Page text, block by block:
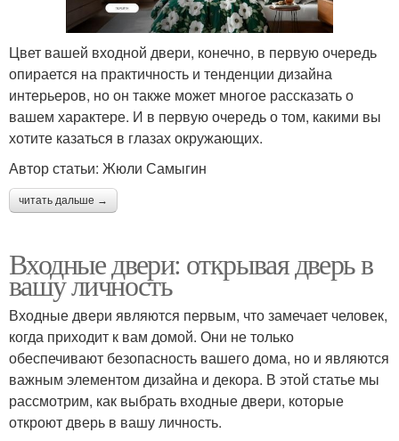
Цвет вашей входной двери, конечно, в первую очередь
опирается на практичность и тенденции дизайна
интерьеров, но он также может многое рассказать о
вашем характере. И в первую очередь о том, какими вы
хотите казаться в глазах окружающих.
Автор статьи: Жюли Самыгин
читать дальше →
Входные двери: открывая дверь в
вашу личность
Входные двери являются первым, что замечает человек,
когда приходит к вам домой. Они не только
обеспечивают безопасность вашего дома, но и являются
важным элементом дизайна и декора. В этой статье мы
рассмотрим, как выбрать входные двери, которые
откроют дверь в вашу личность.